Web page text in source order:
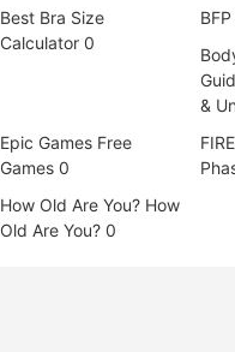
Best Bra Size
Calculator 0
&
Epic Games Free
Games 0
How Old Are You? How
Old Are You? 0